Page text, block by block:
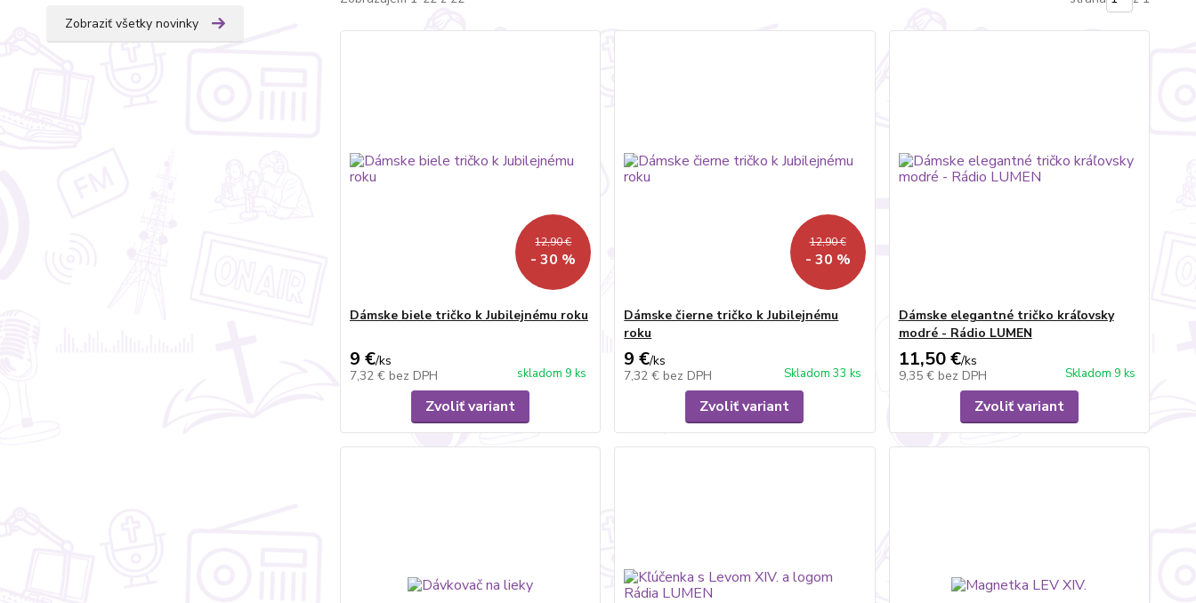
Zobraziť všetky novinky
12,90 €
- 30 %
Dámske biele tričko k Jubilejnému roku
9 €/ks
7,32 € bez DPH skladom 9 ks
Zvoliť variant
12,90 €
- 30 %
Dámske čierne tričko k Jubilejnému
roku
9 €/ks
7,32 € bez DPH Skladom 33 ks
Zvoliť variant
Dámske elegantné tričko kráľovsky
modré - Rádio LUMEN
11,50 €/ks
9,35 € bez DPH Skladom 9 ks
Zvoliť variant